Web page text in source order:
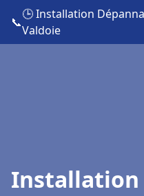
📞
🕒 Installation
Valdoie
Installation